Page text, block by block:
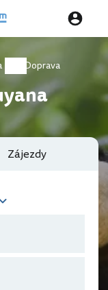
Doprava
Zájezdy